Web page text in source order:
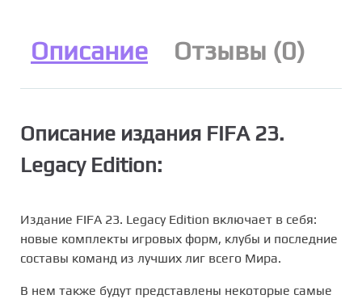
Описание Отзывы (0)
Описание издания FIFA 23.
Legacy Edition:
Издание FIFA 23. Legacy Edition включает в себя:
новые комплекты игровых форм, клубы и последние
составы команд из лучших лиг всего Мира.
В нем также будут представлены некоторые самые